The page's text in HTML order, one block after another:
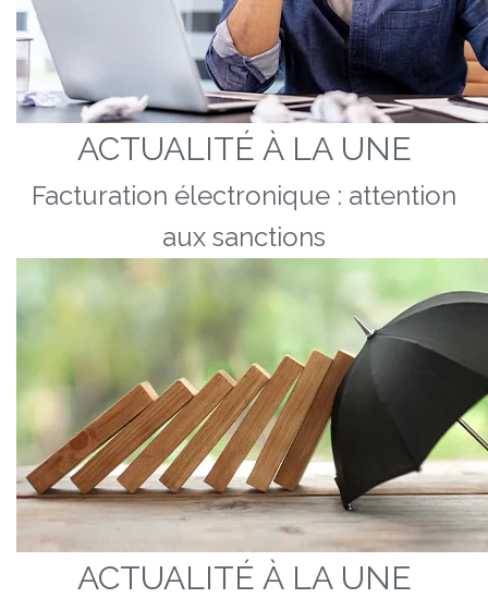
ACTUALITÉ À LA UNE
Facturation électronique : attention
aux sanctions
ACTUALITÉ À LA UNE